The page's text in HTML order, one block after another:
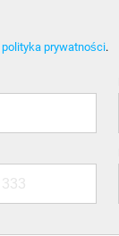
polityka prywatności.